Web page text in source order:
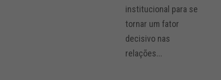
institucional para se
tornar um fator
decisivo nas
relações...